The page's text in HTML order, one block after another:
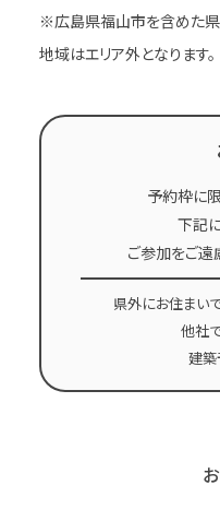
※広島県福山市を含めた県
地域はエリア外となります。
予約枠に
下記
ご参加をご遠
県外にお住まい
他社
建